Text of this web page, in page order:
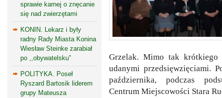
sprawie karnej o znęcanie
się nad zwierzętami
KONIN. Lekarz i były
radny Rady Miasta Konina
Wiesław Steinke zarabiał
po ,,obywatelsku”
POLITYKA. Poseł
Ryszard Bartosik liderem
grupy Mateusza
Grzelak. Mimo tak
udanymi przedsięwzięciami.
października, podczas
Centrum Miejscowości Stara